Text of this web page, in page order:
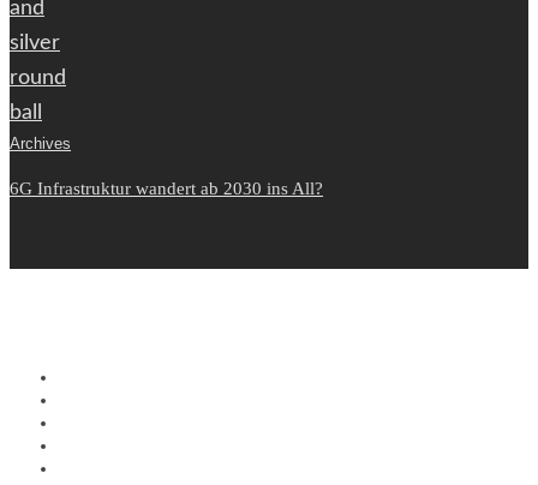
Archives
6G Infrastruktur wandert ab 2030 ins All?